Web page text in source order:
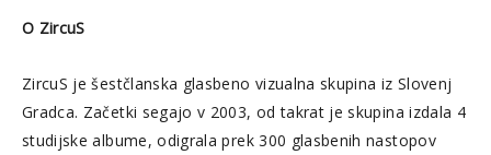
O ZircuS
ZircuS je šestčlanska glasbeno vizualna skupina iz Slovenj
Gradca. Začetki segajo v 2003, od takrat je skupina izdala 4
studijske albume, odigrala prek 300 glasbenih nastopov